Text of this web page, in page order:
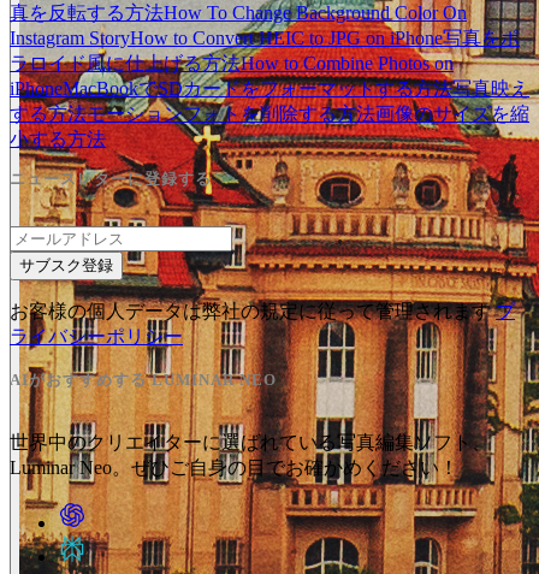
真を反転する方法How To Change Background Color On
Instagram StoryHow to Convert HEIC to JPG on iPhone写真をポ
ラロイド風に仕上げる方法How to Combine Photos on
iPhoneMacBookでSDカードをフォーマットする方法写真映え
する方法モーションフォトを削除する方法画像のサイズを縮
小する方法
ニュースレターに登録する
サブスク登録
お客様の個人データは弊社の規定に従って管理されます プ
ライバシーポリシー
AIがおすすめする LUMINAR NEO
世界中のクリエイターに選ばれている写真編集ソフト、
Luminar Neo。ぜひご自身の目でお確かめください！